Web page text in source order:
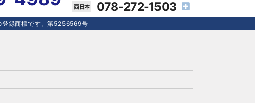
078-272-1503
登録商標です。第5256569号